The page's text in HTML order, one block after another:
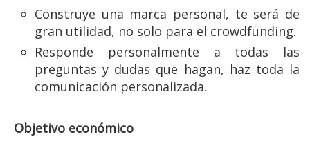
Construye una marca personal, te será de
gran utilidad, no solo para el crowdfunding.
Responde personalmente a todas las
preguntas y dudas que hagan, haz toda la
comunicación personalizada.
Objetivo económico